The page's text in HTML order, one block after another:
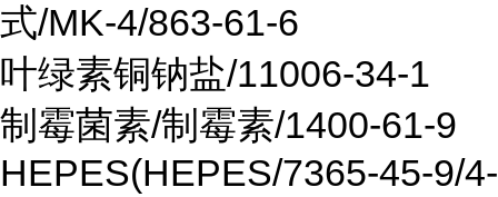
式/MK-4/863-61-6
叶绿素铜钠盐/11006-34-1
制霉菌素/制霉素/1400-61-9
HEPES(HEPES/7365-45-9/4-